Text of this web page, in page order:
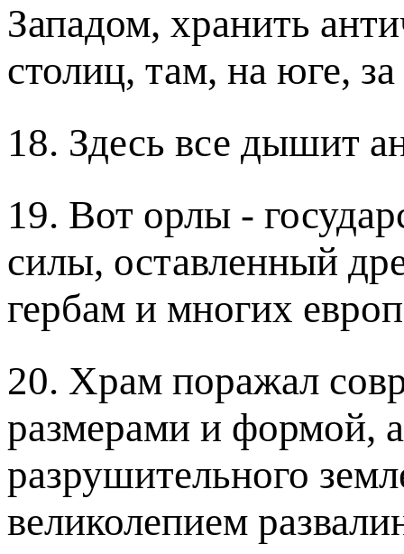
Западом, хранить
столиц, там, на юге,
18. Здесь все дышит
19. Вот орлы -
силы, оставленный
гербам и многих
20. Храм поражал
размерами и формой,
разрушительного
великолепием